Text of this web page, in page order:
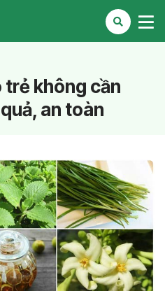
không cần
an toàn